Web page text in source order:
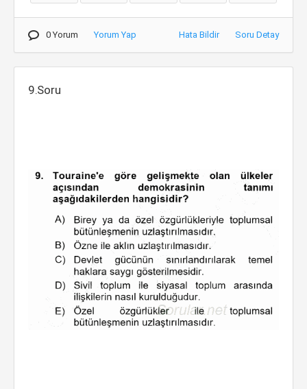
0 Yorum Yorum Yap Hata Bildir Soru Detay
9.Soru